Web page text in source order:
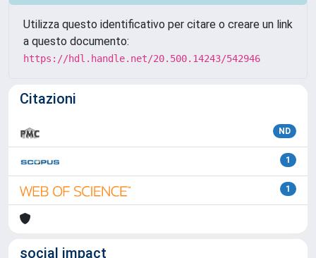
Utilizza questo identificativo per citare o creare un link
a questo documento:
https://hdl.handle.net/20.500.14243/542946
Citazioni
ND
1
1
social impact